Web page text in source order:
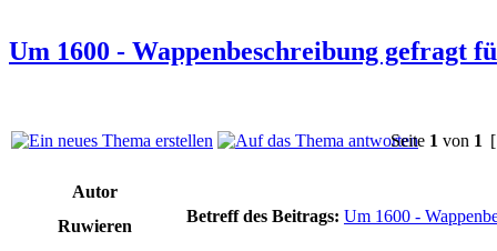
Um 1600 - Wappenbeschreibung gefragt
Seite 1 von 1
Autor
Ruwieren
Betreff des Beitrags: Um 1600 -